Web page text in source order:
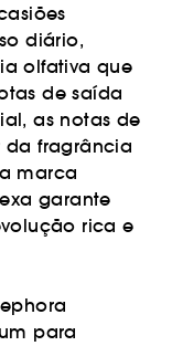
diário,
olfativa que
de saída
as notas de
da fragrância
marca
garante
rica e
para